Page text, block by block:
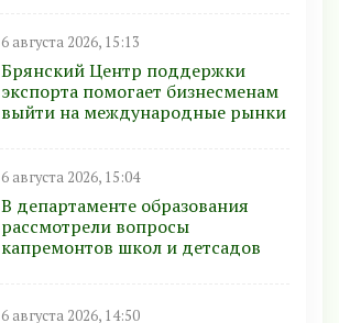
6 августа 2026, 15:13
Брянский Центр поддержки
экспорта помогает бизнесменам
выйти на международные рынки
6 августа 2026, 15:04
В департаменте образования
рассмотрели вопросы
капремонтов школ и детсадов
6 августа 2026, 14:50